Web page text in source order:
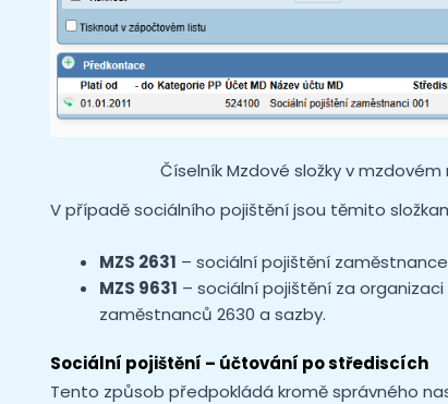
Číselník Mzdové složky v
V případě sociálního pojištění jsou těmito
MZS 2631 – sociální pojištění
MZS 9631 – sociální pojištění za
zaměstnanců 2630 a sazby.
Sociální pojištění – účtování po střediscích
Tento způsob předpokládá kromě správného